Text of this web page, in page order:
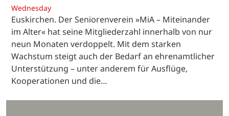
Wednesday
Euskirchen. Der Seniorenverein »MiA – Miteinander
im Alter« hat seine Mitgliederzahl innerhalb von nur
neun Monaten verdoppelt. Mit dem starken
Wachstum steigt auch der Bedarf an ehrenamtlicher
Unterstützung – unter anderem für Ausflüge,
Kooperationen und die…